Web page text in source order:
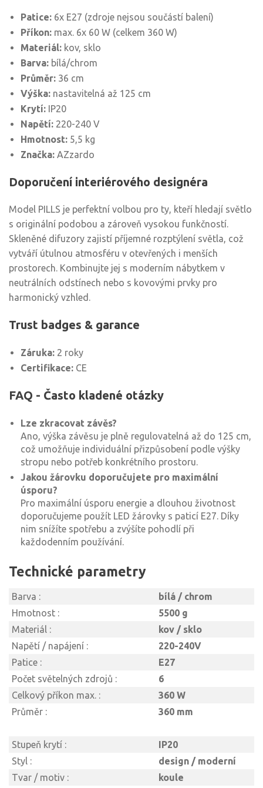
Patice: 6x E27 (zdroje nejsou součástí balení)
Příkon: max. 6x 60 W (celkem 360 W)
Materiál: kov, sklo
Barva: bílá/chrom
Průměr: 36 cm
Výška: nastavitelná až 125 cm
Krytí: IP20
Napětí: 220-240 V
Hmotnost: 5,5 kg
Značka: AZzardo
Doporučení interiérového designéra
Model PILLS je perfektní volbou pro ty, kteří hledají světlo
s originální podobou a zároveň vysokou funkčností.
Skleněné difuzory zajistí příjemné rozptýlení světla, což
vytváří útulnou atmosféru v otevřených i menších
prostorech. Kombinujte jej s moderním nábytkem v
neutrálních odstínech nebo s kovovými prvky pro
harmonický vzhled.
Trust badges & garance
Záruka: 2 roky
Certifikace: CE
FAQ - Často kladené otázky
Lze zkracovat závěs?
Ano, výška závěsu je plně regulovatelná až do 125 cm,
což umožňuje individuální přizpůsobení podle výšky
stropu nebo potřeb konkrétního prostoru.
Jakou žárovku doporučujete pro maximální
úsporu?
Pro maximální úsporu energie a dlouhou životnost
doporučujeme použít LED žárovky s paticí E27. Díky
nim snížíte spotřebu a zvýšíte pohodlí při
každodenním používání.
Technické parametry
Barva :
bílá / chrom
Hmotnost :
5500 g
Materiál :
kov / sklo
Napětí / napájení :
220-240V
Patice :
E27
Počet světelných zdrojů :
6
Celkový příkon max. :
360 W
Průměr :
360 mm
Stupeň krytí :
IP20
Styl :
design / moderní
Tvar / motiv :
koule